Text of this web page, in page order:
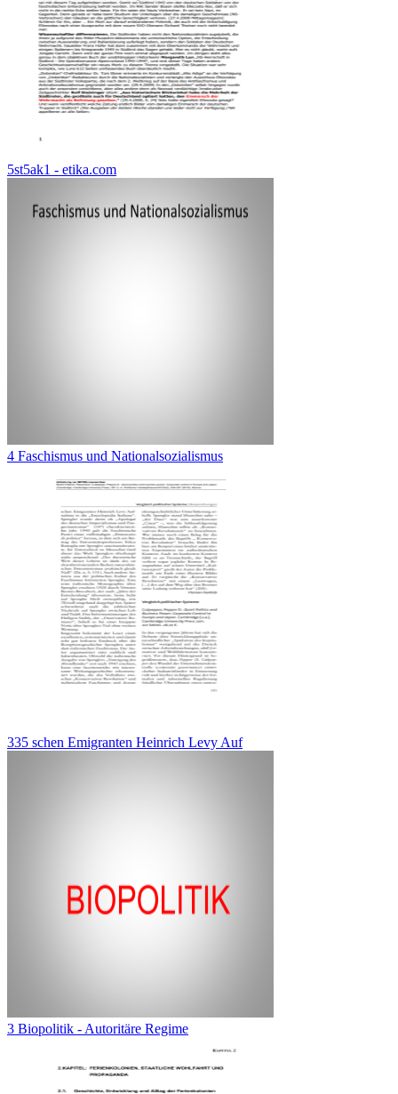
5st5ak1 - etika.com
4 Faschismus und Nationalsozialismus
335 schen Emigranten Heinrich Levy Auf
3 Biopolitik - Autoritäre Regime